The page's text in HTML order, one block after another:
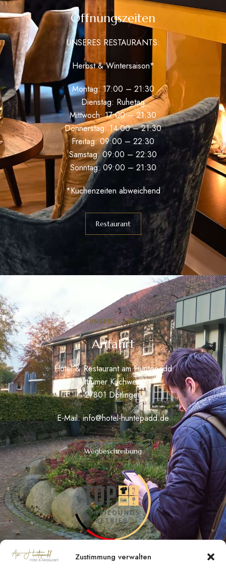
Zustimmung verwalten
Öffnungszeiten
UNSERES RESTAURANTS:
Herbst & Wintersaison*
Montag: 17:00 – 21:30
Dienstag: Ruhetag
Mittwoch: 17:00 – 21:30
Donnerstag: 14:00 – 21:30
Freitag: 09:00 – 22:30
Samstag: 09:00 – 22:30
Sonntag: 09:00 – 21:30
*Küchenzeiten abweichend
Restaurant
UNSERE LAGE
Anfahrt
Hotel & Restaurant am Huntepadd
Rittrumer Kirchweg 6
27801 Dötlingen
E-Mail:info@hotel-huntepadd.de
Wegbeschreibung